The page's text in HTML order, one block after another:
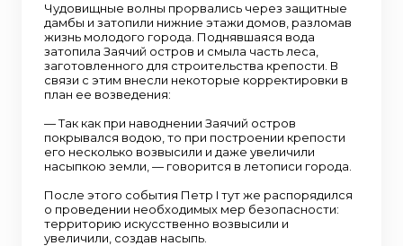
Чудовищные волны прорвались через защитные
дамбы и затопили нижние этажи домов, разломав
жизнь молодого города. Поднявшаяся вода
затопила Заячий остров и смыла часть леса,
заготовленного для строительства крепости. В
связи с этим внесли некоторые корректировки в
план ее возведения:
— Так как при наводнении Заячий остров
покрывался водою, то при построении крепости
его несколько возвысили и даже увеличили
насыпкою земли, — говорится в летописи города.
После этого события Петр I тут же распорядился
о проведении необходимых мер безопасности:
территорию искусственно возвысили и
увеличили, создав насыпь.